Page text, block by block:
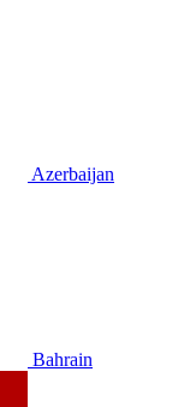
Azerbaijan
Bahrain